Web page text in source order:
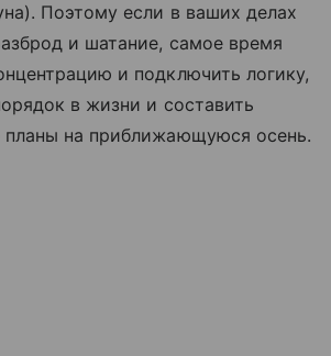
Поэтому если в ваших делах
и шатание, самое время
и подключить логику,
в жизни и составить
планы на приближающуюся осень.